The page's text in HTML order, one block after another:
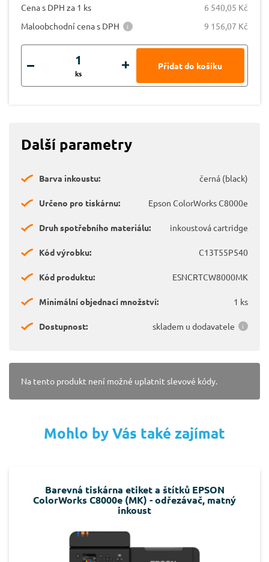
Cena s DPH za 1 ks
6 540,05 Kč
Maloobchodní cena s DPH
9 156,07 Kč
ks
Další parametry
Barva inkoustu: černá (black)
Určeno pro tiskárnu: Epson ColorWorks C8000e
Druh spotřebního materiálu: inkoustová cartridge
Kód výrobku: C13T55P540
Kód produktu: ESNCRTCW8000MK
Minimální objednací množství: 1 ks
Dostupnost: skladem u dodavatele
Na tento produkt není možné uplatnit slevové kódy.
Mohlo by Vás také zajímat
Barevná tiskárna etiket a štítků EPSON
ColorWorks C8000e (MK) - odřezávač, matný
inkoust